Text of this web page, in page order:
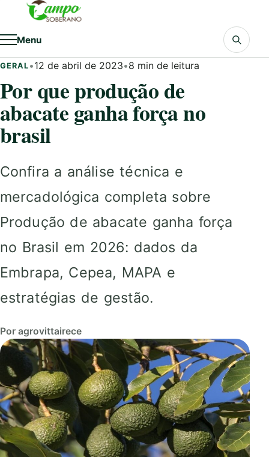
Pular para o conteúdo
Menu
GERAL •12 de abril de 2023•8 min de leitura
Por que produção de
abacate ganha força no
brasil
Confira a análise técnica e
mercadológica completa sobre
Produção de abacate ganha força
no Brasil em 2026: dados da
Embrapa, Cepea, MAPA e
estratégias de gestão.
Por agrovittairece